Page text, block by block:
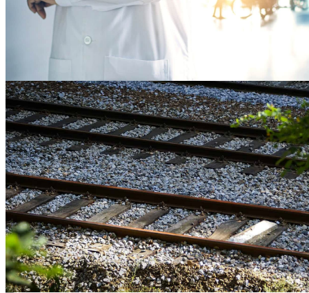
Stoffwechselzentren in D-A-CH
Übersicht der Stoffwechselambulanzen in
Deutschland, Österreich und der Schweiz, in denen
ein MCAD-Mangel behandelt werden kann.
zur Übersichtskarte